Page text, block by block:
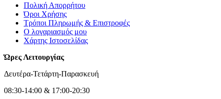
Πολική Απορρήτου
Όροι Χρήσης
Τρόποι Πληρωμής & Επιστροφές
Ο λογαριασμός μου
Χάρτης Ιστοσελίδας
Ώρες Λειτουργίας
Δευτέρα-Τετάρτη-Παρασκευή
08:30-14:00 & 17:00-20:30